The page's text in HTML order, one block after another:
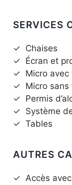
SERVICES
✓ Chaises
✓ Écran et
✓ Micro avec
✓ Micro sans
✓ Permis
✓ Système
✓ Tables
AUTRES
✓ Accès